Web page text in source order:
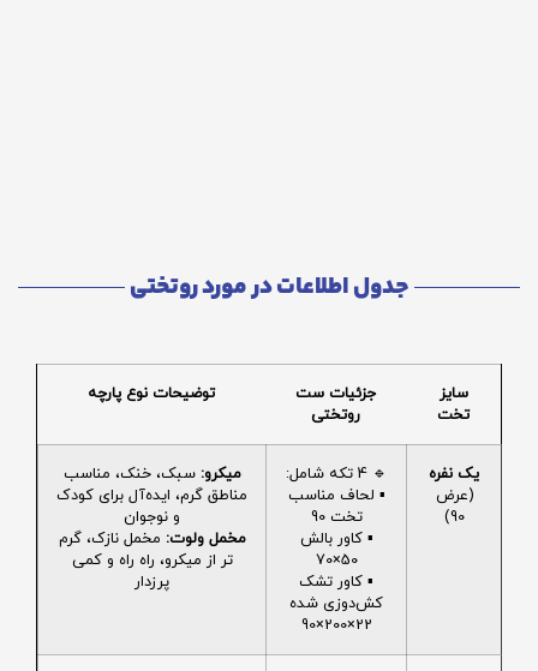
جدول اطلاعات در مورد روتختی
سایز
تخت
جزئیات ست
روتختی
توضیحات نوع پارچه
یک نفره
(عرض
90)
🔹 4 تکه شامل:
▪️ لحاف مناسب
تخت 90
▪️ کاور بالش
50×70
▪️ کاور تشک
کش‌دوزی شده
22×200×90
میکرو: سبک، خنک، مناسب
مناطق گرم، ایده‌آل برای کودک
و نوجوان
مخمل ولوت: مخمل نازک، گرم
تر از میکرو، راه راه و کمی
پرزدار